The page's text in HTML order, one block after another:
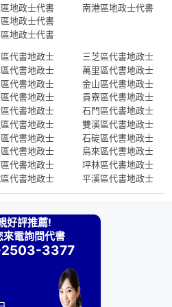
地政士代書
地政士代書
地政士代書
南港區地政士代書
代書地政士
代書地政士
代書地政士
代書地政士
代書地政士
代書地政士
代書地政士
代書地政士
代書地政士
代書地政士
三芝區代書地政士
萬里區代書地政士
金山區代書地政士
貢寮區代書地政士
石門區代書地政士
雙溪區代書地政士
石碇區代書地政士
烏來區代書地政士
坪林區代書地政士
平溪區代書地政士
好評推薦!
來電詢問代書
3377